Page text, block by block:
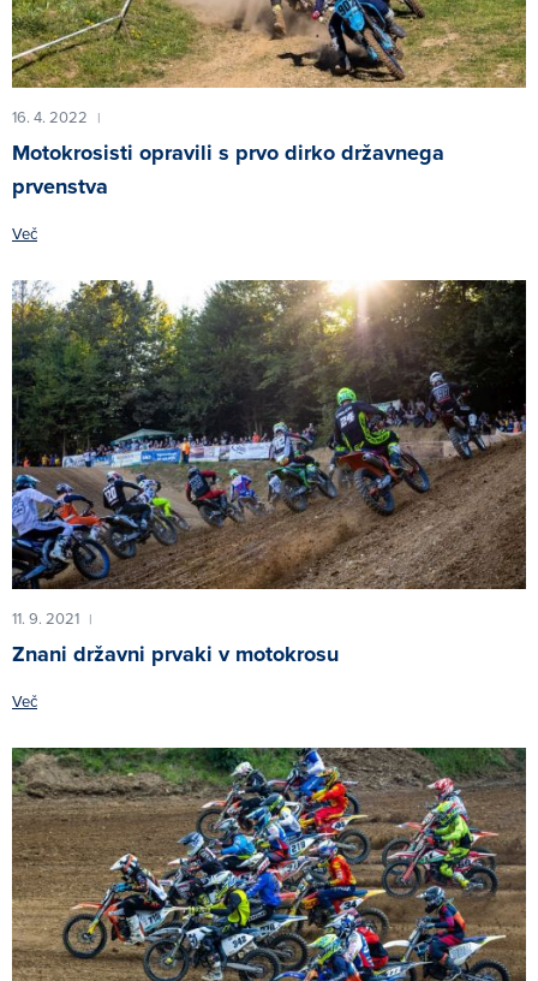
16. 4. 2022 |
Motokrosisti opravili s prvo dirko državnega
prvenstva
Več
11. 9. 2021 |
Znani državni prvaki v motokrosu
Več